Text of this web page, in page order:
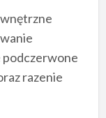
podczerwone
razenie